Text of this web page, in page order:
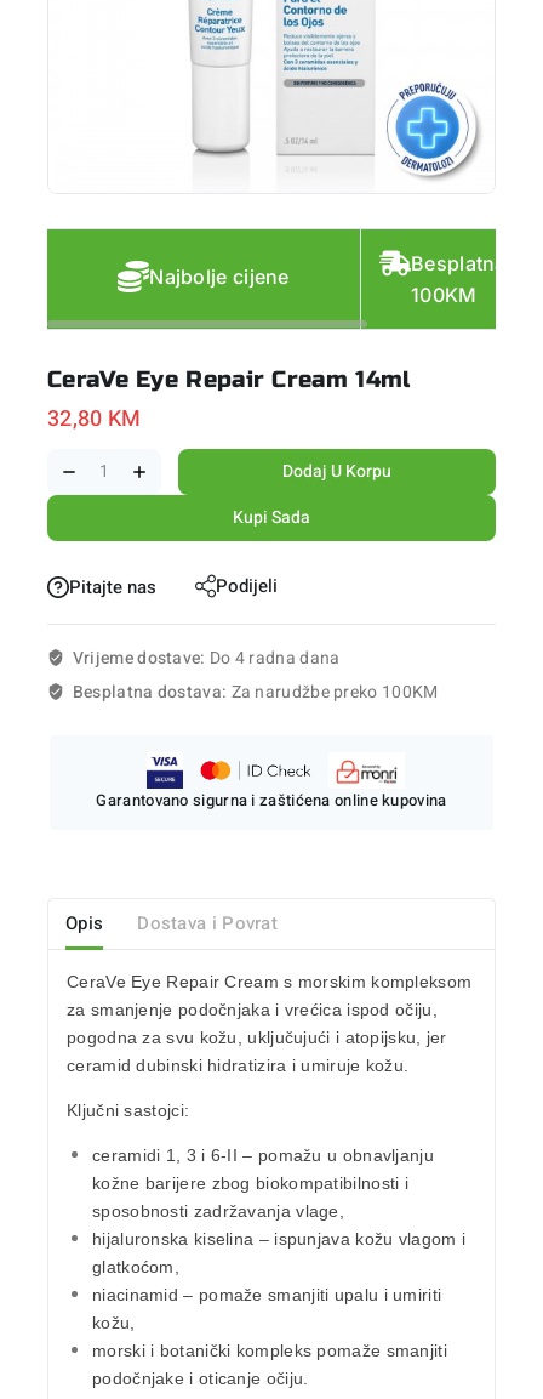
Najbolje cijene
Besplatna
100KM
CeraVe Eye Repair Cream 14ml
32,80 KM
Dodaj U Korpu
Kupi Sada
Pitajte nas Podijeli
Vrijeme dostave: Do 4 radna dana
Besplatna dostava: Za narudžbe preko 100KM
Garantovano sigurna i zaštićena online kupovina
Opis Dostava i Povrat
CeraVe Eye Repair Cream s morskim kompleksom
za smanjenje podočnjaka i vrećica ispod očiju,
pogodna za svu kožu, uključujući i atopijsku, jer
ceramid dubinski hidratizira i umiruje kožu.
Ključni sastojci:
ceramidi 1, 3 i 6-II – pomažu u obnavljanju
kožne barijere zbog biokompatibilnosti i
sposobnosti zadržavanja vlage,
hijaluronska kiselina – ispunjava kožu vlagom i
glatkoćom,
niacinamid – pomaže smanjiti upalu i umiriti
kožu,
morski i botanički kompleks pomaže smanjiti
podočnjake i oticanje očiju.